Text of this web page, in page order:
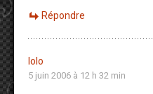
Répondre
lolo
5 juin 2006 à 12 h 32 min